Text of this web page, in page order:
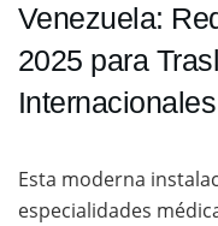
Venezuela:
2025 para
Internacionales
Esta moderna
especialidades